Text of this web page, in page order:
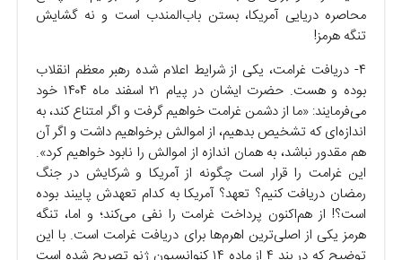
محاصره دریایی آمریکا، بستن باب‌المندب است و نه گشایش
تنگه هرمز!
۴- دریافت غرامت، یکی از شرایط اعلام شده رهبر معظم انقلاب
بوده و هست. حضرت ایشان در پیام ۲۱ اسفند ماه ۱۴۰۴ خود
می‌فرمایند: «ما از دشمن غرامت خواهیم گرفت و اگر امتناع کند، به
اندازه‌ای که تشخیص بدهیم، از اموالش برخواهیم داشت و اگر آن
هم مقدور نباشد، به همان اندازه از اموالش را نابود خواهیم کرد».
این غرامت را قرار است چگونه از آمریکا و شرکایش در جنگ
رمضان دریافت کنیم؟ تعهد؟ آمریکا به کدام تعهدش پایبند بوده
است؟! از هم‌اکنون پرداخت غرامت را نفی می‌کند؛ و اما، تنگه
هرمز یکی از اصلی‌ترین اهرم‌ها برای دریافت غرامت است. با این